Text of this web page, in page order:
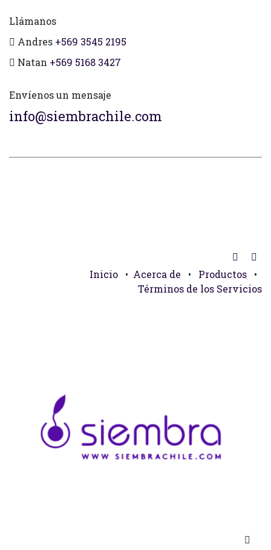
Llámanos
Andres +569 3545 2195
Natan +569 5168 3427
Envíenos un mensaje
info@siembrachile.com
Inicio • Acerca de • Productos
•
Términos de los Servicios